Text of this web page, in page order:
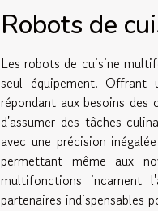
Robots de
Les robots de cuisine
seul équipement. Offrant
répondant aux besoins des
d'assumer des tâches
avec une précision
permettant même aux
multifonctions incarnent
partenaires indispensables